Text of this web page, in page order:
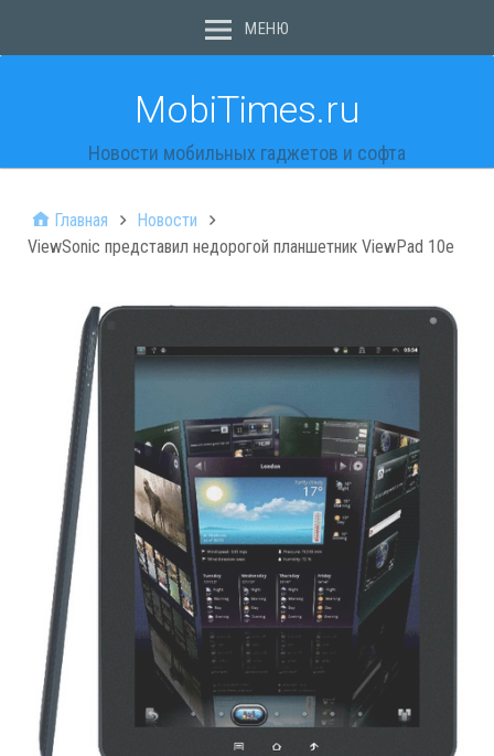
МЕНЮ
MobiTimes.ru
Новости мобильных гаджетов и софта
Главная
Новости
ViewSonic представил недорогой планшетник ViewPad 10e